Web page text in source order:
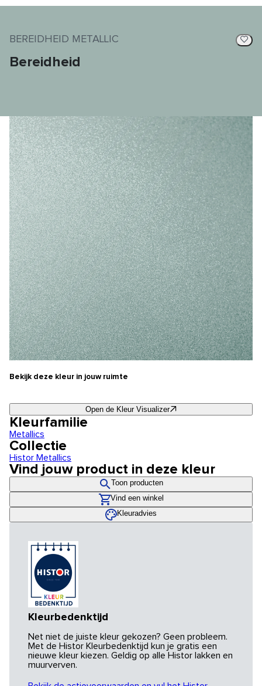
BEREIDHEID METALLIC
Bereidheid
Bekijk deze kleur in jouw ruimte
Open de Kleur Visualizer
Kleurfamilie
Metallics
Collectie
Histor Metallics
Vind jouw product in deze kleur
Toon producten
Vind een winkel
Kleuradvies
Kleurbedenktijd
Net niet de juiste kleur gekozen? Geen probleem.
Met de Histor Kleurbedenktijd kun je gratis een
nieuwe kleur kiezen. Geldig op alle Histor lakken en
muurverven.